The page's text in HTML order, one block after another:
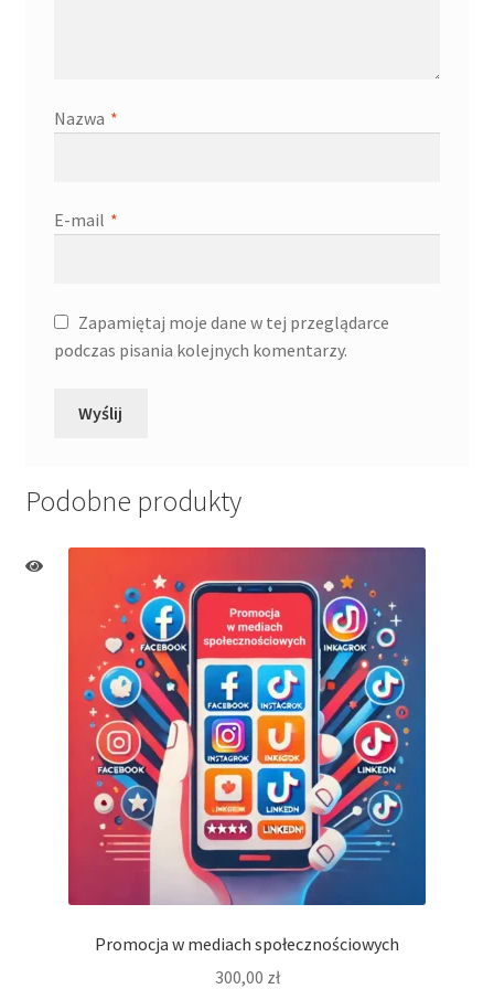
Nazwa *
E-mail *
Zapamiętaj moje dane w tej przeglądarce
podczas pisania kolejnych komentarzy.
Podobne produkty
Promocja w mediach społecznościowych
300,00 zł